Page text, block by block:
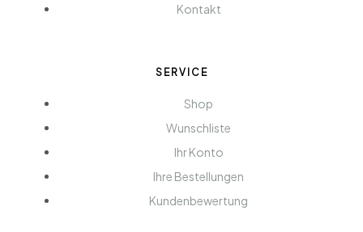
Kontakt
SERVICE
Shop
Wunschliste
Ihr Konto
Ihre Bestellungen
Kundenbewertung